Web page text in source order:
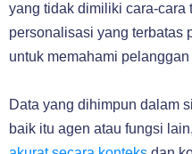
yang tidak dimiliki cara-cara
personalisasi yang terbatas
untuk memahami
Data yang dihimpun dalam
baik itu agen atau fungsi